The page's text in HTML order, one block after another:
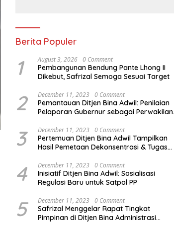
Berita Populer
1 August 3, 2026 0 Comment
Pembangunan Bendung Pante Lhong II
Dikebut, Safrizal Semoga Sesuai Target
2 December 11, 2023 0 Comment
Pemantauan Ditjen Bina Adwil: Penilaian
Pelaporan Gubernur sebagai Perwakilan
3 December 11, 2023 0 Comment
Pertemuan Ditjen Bina Adwil Tampilkan
Hasil Pemetaan Dekonsentrasi & Tugas
4 December 11, 2023 0 Comment
Inisiatif Ditjen Bina Adwil: Sosialisasi
Regulasi Baru untuk Satpol PP
5 December 11, 2023 0 Comment
Safrizal Menggelar Rapat Tingkat
Pimpinan di Ditjen Bina Administrasi